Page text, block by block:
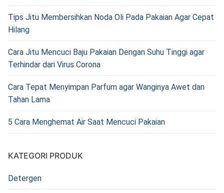
Tips Jitu Membersihkan Noda Oli Pada Pakaian Agar Cepat
Hilang
Cara Jitu Mencuci Baju Pakaian Dengan Suhu Tinggi agar
Terhindar dari Virus Corona
Cara Tepat Menyimpan Parfum agar Wanginya Awet dan
Tahan Lama
5 Cara Menghemat Air Saat Mencuci Pakaian
KATEGORI PRODUK
Detergen